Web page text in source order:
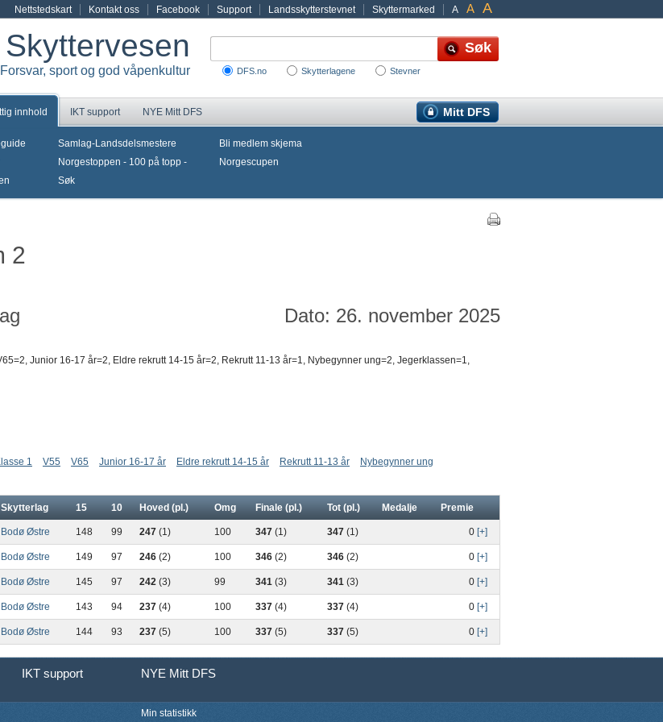
A A A
Nettstedskart Kontakt oss Facebook Support Landsskytterstevnet Skyttermarked
Forsvar, sport og god våpenkultur DFS.no Skytterlagene Stevner
innhold IKT support Mitt DFS
NYE Mitt DFS
Samlag-Landsdelsmestere
Norgestoppen - 100 på topp -
Søk
Bli medlem skjema
Norgescupen
2
Dato: 26. november 2025
Junior 16-17 år=2, Eldre rekrutt 14-15 år=2, Rekrutt 11-13 år=1, Nybegynner ung=2, Jegerklassen=1,
1 V55 V65 Junior 16-17 år Eldre rekrutt 14-15 år Rekrutt 11-13 år
Nybegynner ung
Skytterlag 15 10 Hoved (pl.) Omg Finale (pl.) Tot (pl.) Medalje Premie
Bodø Østre 148 99 247 (1) 100 347 (1) 347 (1) 0 [+]
Bodø Østre 149 97 246 (2) 100 346 (2) 346 (2) 0 [+]
Bodø Østre 145 97 242 (3) 99 341 (3) 341 (3) 0 [+]
Bodø Østre 143 94 237 (4) 100 337 (4) 337 (4) 0 [+]
Bodø Østre 144 93 237 (5) 100 337 (5) 337 (5) 0 [+]
IKT support NYE Mitt DFS
Min statistikk